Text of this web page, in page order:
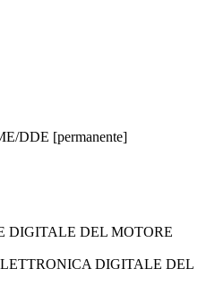
DDE [permanente]
DIGITALE DEL MOTORE
DIGITALE DEL